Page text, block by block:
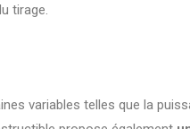
tirage.
variables telles que la